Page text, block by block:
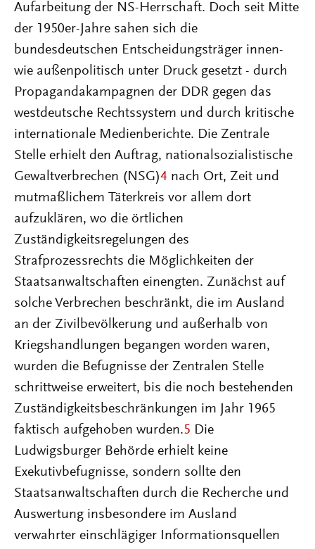
Aufarbeitung der NS-Herrschaft. Doch seit Mitte
der 1950er-Jahre sahen sich die
bundesdeutschen Entscheidungsträger innen-
wie außenpolitisch unter Druck gesetzt - durch
Propagandakampagnen der DDR gegen das
westdeutsche Rechtssystem und durch kritische
internationale Medienberichte. Die Zentrale
Stelle erhielt den Auftrag, nationalsozialistische
Gewaltverbrechen (NSG)4 nach Ort, Zeit und
mutmaßlichem Täterkreis vor allem dort
aufzuklären, wo die örtlichen
Zuständigkeitsregelungen des
Strafprozessrechts die Möglichkeiten der
Staatsanwaltschaften einengten. Zunächst auf
solche Verbrechen beschränkt, die im Ausland
an der Zivilbevölkerung und außerhalb von
Kriegshandlungen begangen worden waren,
wurden die Befugnisse der Zentralen Stelle
schrittweise erweitert, bis die noch bestehenden
Zuständigkeitsbeschränkungen im Jahr 1965
faktisch aufgehoben wurden.5 Die
Ludwigsburger Behörde erhielt keine
Exekutivbefugnisse, sondern sollte den
Staatsanwaltschaften durch die Recherche und
Auswertung insbesondere im Ausland
verwahrter einschlägiger Informationsquellen